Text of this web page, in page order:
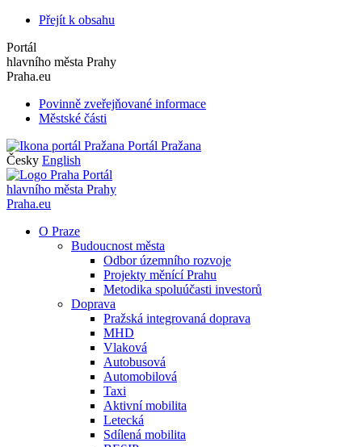
Přejít k obsahu
Portál
hlavního města Prahy
Praha.eu
Povinně zveřejňované informace
Městské části
Portál Pražana
Česky English
Portál
hlavního města Prahy
Praha.eu
O Praze
Budoucnost města
Odbor územního rozvoje
Projekty měnící Prahu
Metodika spoluúčasti investorů
Doprava
Pražská integrovaná doprava
MHD
Vlaková
Autobusová
Automobilová
Taxi
Aktivní mobilita
Letecká
Sdílená mobilita